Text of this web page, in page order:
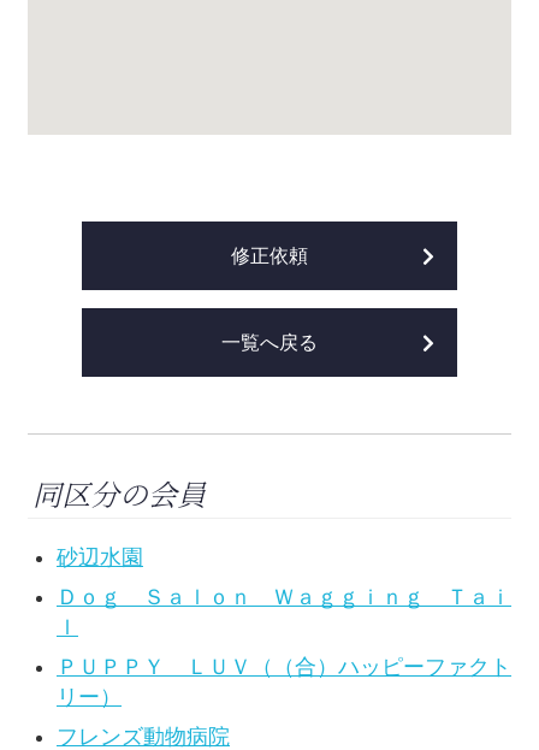
修正依頼
一覧へ戻る
同区分の会員
砂辺水園
Ｄｏｇ Ｓａｌｏｎ Ｗａｇｇｉｎｇ Ｔａｉ
ｌ
ＰＵＰＰＹ ＬＵＶ（（合）ハッピーファクト
リー）
フレンズ動物病院